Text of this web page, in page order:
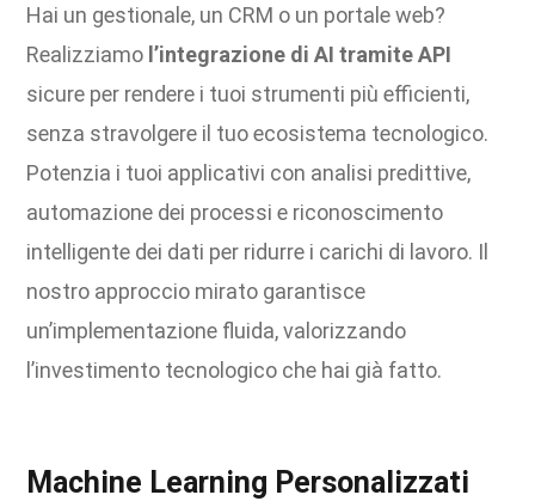
Hai un gestionale, un CRM o un portale web?
Realizziamo l’integrazione di AI tramite API
sicure per rendere i tuoi strumenti più efficienti,
senza stravolgere il tuo ecosistema tecnologico.
Potenzia i tuoi applicativi con analisi predittive,
automazione dei processi e riconoscimento
intelligente dei dati per ridurre i carichi di lavoro. Il
nostro approccio mirato garantisce
un’implementazione fluida, valorizzando
l’investimento tecnologico che hai già fatto.
Machine Learning Personalizzati